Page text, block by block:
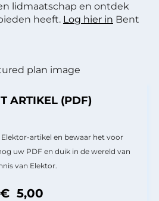
lidmaatschap en ontdek
heeft. Log hier in Bent
ARTIKEL (PDF)
artikel en bewaar het voor
uw PDF en duik in de wereld van
van Elektor.
€ 5,00